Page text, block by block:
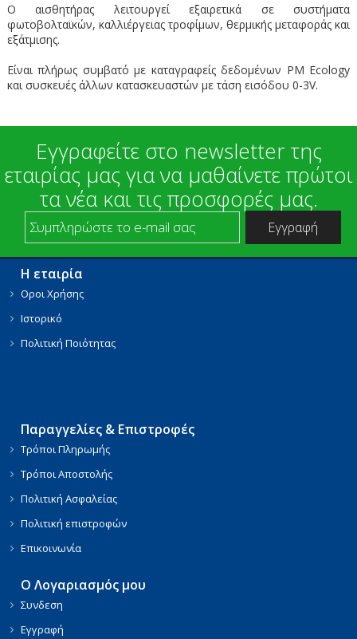
Ο αισθητήρας λειτουργεί εξαιρετικά σε συστήματα
φωτοβολταϊκών, καλλιέργειας τροφίμων, θερμικής μεταφοράς και
εξάτμισης.
Είναι πλήρως συμβατό με καταγραφείς δεδομένων PM Ecology
και συσκευές άλλων κατασκευαστών με τάση εισόδου 0-3V.
Εγγραφείτε στο newsletter της
εταιρίας μας για να μαθαίνετε πρώτοι
τα νέα και τις προσφορές μας.
Η εταιρία
Οροι Χρήσης
Ιστορικό
Πολιτική Ποιότητας
Παραγγελίες & Επιστροφές
Τρόποι Πληρωμής
Τρόποι Αποστολής
Πολιτική Ασφαλείας
Πολιτική επιστροφών
Επικοινωνία
Ο Λογαριασμός μου
Συνδεση
Εγγραφή